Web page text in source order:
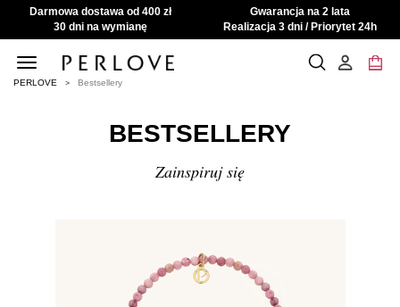
Darmowa dostawa od 400 zł
Gwarancja na 2 lata
30 dni na wymianę
Realizacja 3 dni / Priorytet 24h
Toggle
navigation
PERLOVE Bestsellery
BESTSELLERY
Zainspiruj się